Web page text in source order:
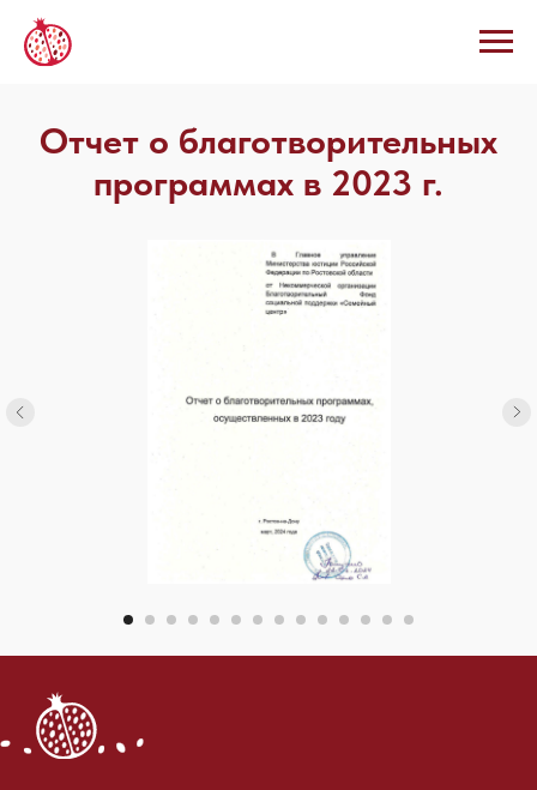
Отчет о благотворительных
программах в 2023 г.